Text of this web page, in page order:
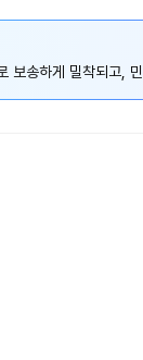
송하게 밀착되고,